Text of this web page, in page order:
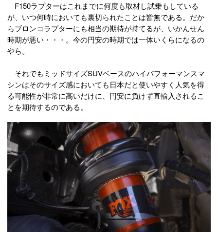
F150ラプターはこれまでに何度も取材し試乗もしている
が、いつ何時においても裏切られたことは皆無である。だか
らブロンコラプターにも相当の期待が持てるが、いかんせん
時期が悪い・・・。今の円安の時期では一体いくらになるの
やら。
それでもミッドサイズSUVベースのハイパフォーマンスマ
シンはそのサイズ感においても日本だと使いやすく人気を得
る可能性が非常に高いだけに、円安に負けず直輸入されるこ
とを期待するのである。